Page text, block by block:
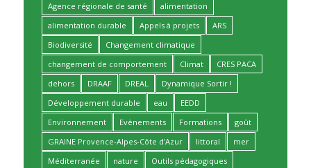
Agence régionale de santé
alimentation
alimentation durable
Appels à projets
ARS
Biodiversité
Changement climatique
changement de comportement
Climat
CRES PACA
dehors
DRAAF DREAL
Dynamique Sortir !
Développement durable
eau
EEDD
Environnement
Evènements Formations
goût
GRAINE Provence-Alpes-Côte d'Azur
littoral
mer
Méditerranée
nature
Outils pédagogiques